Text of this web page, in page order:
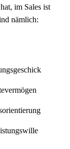
im Sales ist
nämlich: